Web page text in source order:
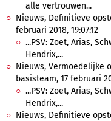
alle vertrouwen...
Nieuws, Definitieve
februari 2018, 19:07:12
...PSV: Zoet, Arias,
Hendrix,...
Nieuws, Vermoedelijke
basisteam, 17 februari
...PSV: Zoet, Arias,
Hendrix,...
Nieuws, Definitieve